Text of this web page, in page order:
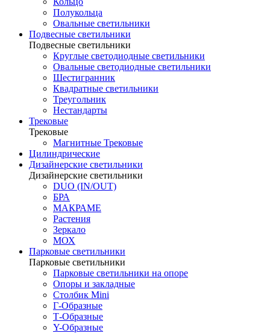
Полукольца
Овальные светильники
Подвесные светильники
Подвесные светильники
Круглые светодиодные светильники
Овальные светодиодные светильники
Шестигранник
Квадратные светильники
Треугольник
Нестандарты
Трековые
Трековые
Магнитные Трековые
Цилиндрические
Дизайнерские светильники
Дизайнерские светильники
DUO (IN/OUT)
БРА
МАКРАМЕ
Растения
Зеркало
МОХ
Парковые светильники
Парковые светильники
Парковые светильники на опоре
Опоры и закладные
Столбик Mini
Г-Образные
Т-Образные
Y-Образные